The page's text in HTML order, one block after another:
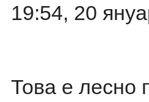
19:54, 20
Това е лесно